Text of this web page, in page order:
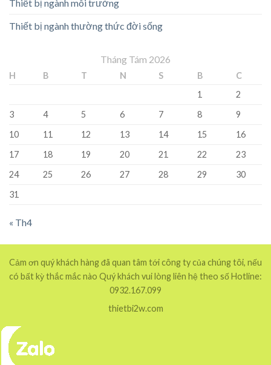
Thiết bị ngành môi trường
Thiết bị ngành thường thức đời sống
Tháng Tám 2026
H B T N S B
C
1
2
3
4 5 6 7 8
9
10
11 12 13 14 15
16
17
18 19 20 21 22
23
24
25 26 27 28 29
30
31
« Th4
Cảm ơn quý khách hàng đã quan tâm tới công ty của chúng tôi, nếu
có bất kỳ thắc mắc nào Quý khách vui lòng liên hệ theo số Hotline:
0932.167.099
thietbi2w.com